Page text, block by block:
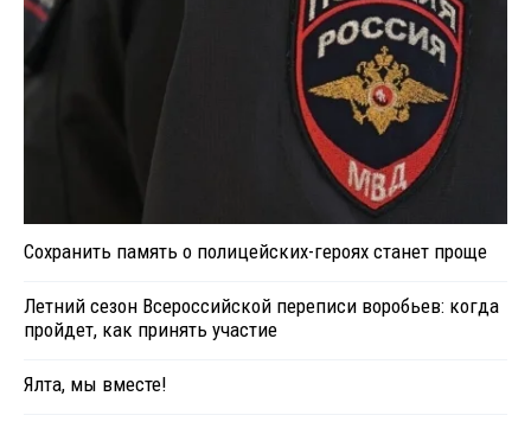
Сохранить память о полицейских-героях станет проще
Летний сезон Всероссийской переписи воробьев: когда
пройдет, как принять участие
Ялта, мы вместе!